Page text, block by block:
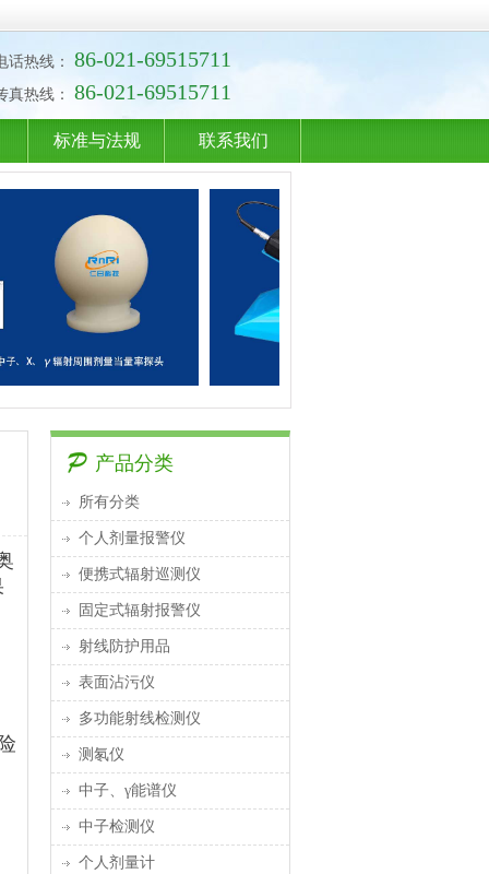
话热线： 86-021-69515711
真热线： 86-021-69515711
标准与法规 联系我们
产品分类
所有分类
个人剂量报警仪
便携式辐射巡测仪
固定式辐射报警仪
射线防护用品
表面沾污仪
多功能射线检测仪
测氡仪
中子、γ能谱仪
中子检测仪
个人剂量计